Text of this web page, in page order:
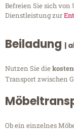
Befreien Sie sich
Dienstleistung zur
Beiladung |
Nutzen Sie die
Transport zwischen
Ob ein einzelnes